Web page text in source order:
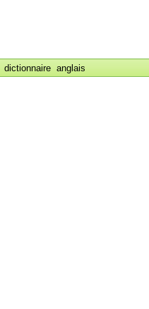
dictionnaire anglais